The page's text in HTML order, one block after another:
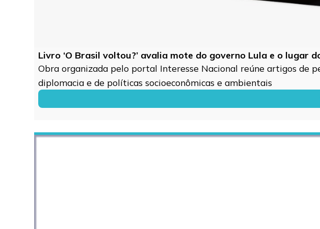
Livro ‘O Brasil voltou?’ avalia mote do governo Lula e o lugar
Obra organizada pelo portal Interesse Nacional reúne artigos de
diplomacia e de políticas socioeconômicas e ambientais